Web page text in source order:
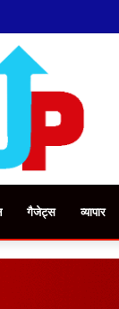
गैजेट्स व्यापार